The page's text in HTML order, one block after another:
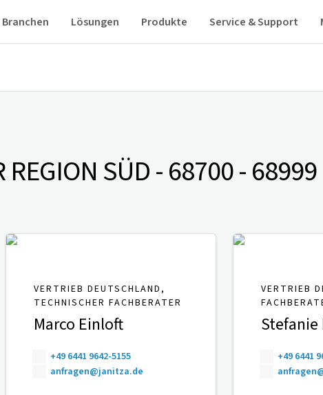
Branchen Lösungen Produkte Service & Support
REGION SÜD - 68700 - 68999
VERTRIEB DEUTSCHLAND,
TECHNISCHER FACHBERATER
Marco Einloft
+49 6441 9642-5155
anfragen@janitza.de
VERTRIEB
Stefanie
+49 6441